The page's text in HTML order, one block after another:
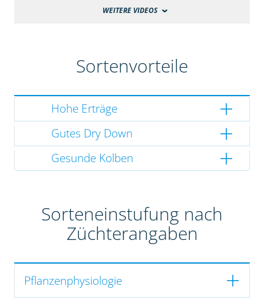
WEITERE VIDEOS
Sortenvorteile
Hohe Erträge
Gutes Dry Down
Gesunde Kolben
Sorteneinstufung nach
Züchterangaben
Pflanzenphysiologie